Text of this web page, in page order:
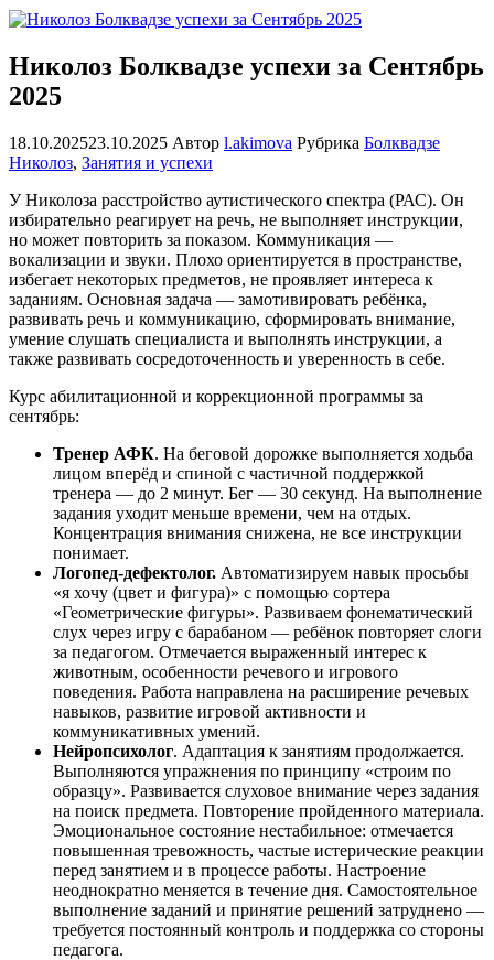
Николоз Болквадзе успехи за Сентябрь
2025
18.10.202523.10.2025 Автор l.akimova Рубрика Болквадзе
Николоз, Занятия и успехи
У Николоза расстройство аутистического спектра (РАС). Он
избирательно реагирует на речь, не выполняет инструкции,
но может повторить за показом. Коммуникация —
вокализации и звуки. Плохо ориентируется в пространстве,
избегает некоторых предметов, не проявляет интереса к
заданиям. Основная задача — замотивировать ребёнка,
развивать речь и коммуникацию, сформировать внимание,
умение слушать специалиста и выполнять инструкции, а
также развивать сосредоточенность и уверенность в себе.
Курс абилитационной и коррекционной программы за
сентябрь:
Тренер АФК. На беговой дорожке выполняется ходьба
лицом вперёд и спиной с частичной поддержкой
тренера — до 2 минут. Бег — 30 секунд. На выполнение
задания уходит меньше времени, чем на отдых.
Концентрация внимания снижена, не все инструкции
понимает.
Логопед-дефектолог. Автоматизируем навык просьбы
«я хочу (цвет и фигура)» с помощью сортера
«Геометрические фигуры». Развиваем фонематический
слух через игру с барабаном — ребёнок повторяет слоги
за педагогом. Отмечается выраженный интерес к
животным, особенности речевого и игрового
поведения. Работа направлена на расширение речевых
навыков, развитие игровой активности и
коммуникативных умений.
Нейропсихолог. Адаптация к занятиям продолжается.
Выполняются упражнения по принципу «строим по
образцу». Развивается слуховое внимание через задания
на поиск предмета. Повторение пройденного материала.
Эмоциональное состояние нестабильное: отмечается
повышенная тревожность, частые истерические реакции
перед занятием и в процессе работы. Настроение
неоднократно меняется в течение дня. Самостоятельное
выполнение заданий и принятие решений затруднено —
требуется постоянный контроль и поддержка со стороны
педагога.